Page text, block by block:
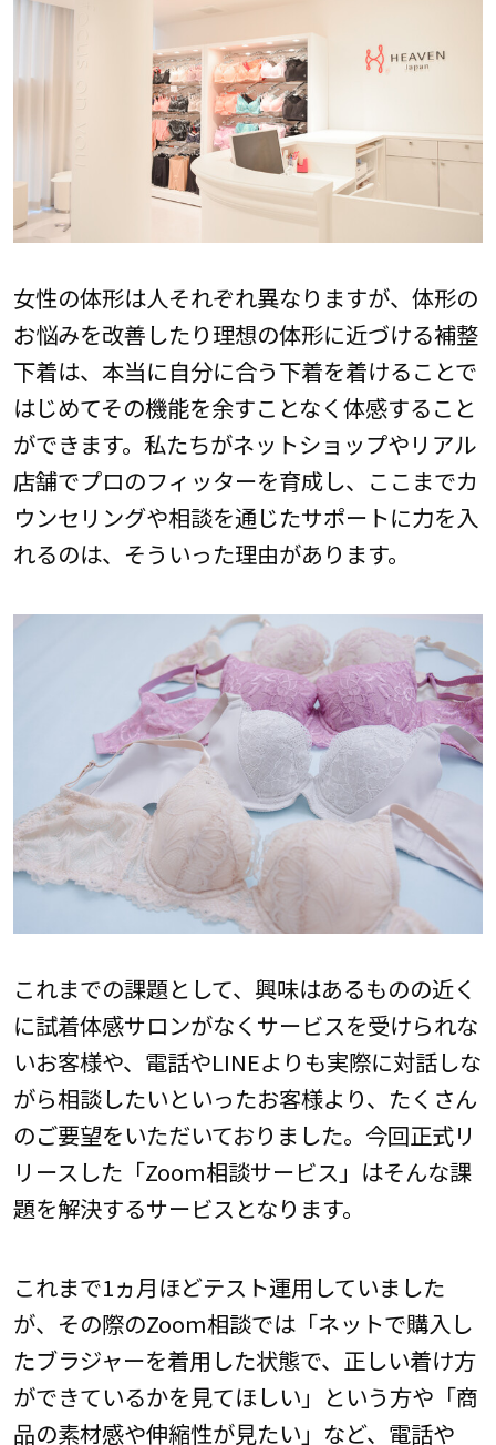
女性の体形は人それぞれ異なりますが、体形の
お悩みを改善したり理想の体形に近づける補整
下着は、本当に自分に合う下着を着けることで
はじめてその機能を余すことなく体感すること
ができます。私たちがネットショップやリアル
店舗でプロのフィッターを育成し、ここまでカ
ウンセリングや相談を通じたサポートに力を入
れるのは、そういった理由があります。
これまでの課題として、興味はあるものの近く
に試着体感サロンがなくサービスを受けられな
いお客様や、電話やLINEよりも実際に対話しな
がら相談したいといったお客様より、たくさん
のご要望をいただいておりました。今回正式リ
リースした「Zoom相談サービス」はそんな課
題を解決するサービスとなります。
これまで1ヵ月ほどテスト運用していました
が、その際のZoom相談では「ネットで購入し
たブラジャーを着用した状態で、正しい着け方
ができているかを見てほしい」という方や「商
品の素材感や伸縮性が見たい」など、電話や